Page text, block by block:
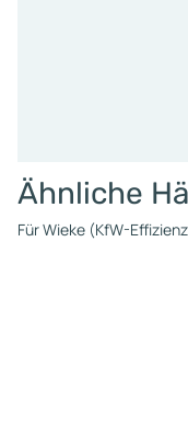
Ähnliche
Für Wieke (KfW-